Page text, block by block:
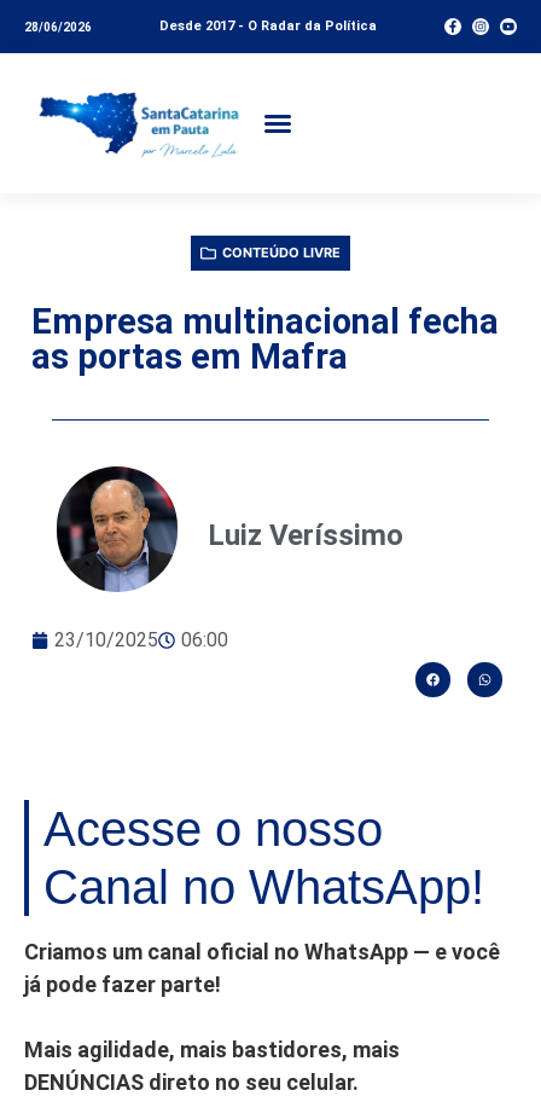
28/06/2026 Desde 2017 - O Radar da Política
CONTEÚDO LIVRE
Empresa multinacional fecha
as portas em Mafra
Luiz Veríssimo
23/10/2025 06:00
Acesse o nosso
Canal no WhatsApp!
Criamos um canal oficial no WhatsApp — e você
já pode fazer parte!
Mais agilidade, mais bastidores, mais
DENÚNCIAS direto no seu celular.